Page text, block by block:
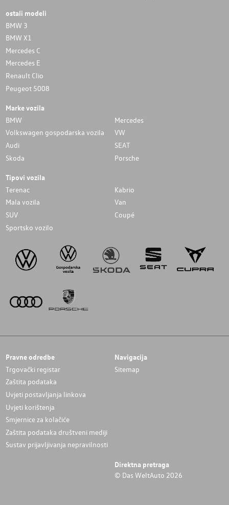
ostali modeli
BMW 3
BMW X1
Mercedes C
Mercedes E
Renault Clio
Peugeot 5008
Marke vozila
BMW
Mercedes
Volkswagen gospodarska vozila
VW
Audi
SEAT
Skoda
Porsche
Tipovi vozila
Terenac
Kabrio
Mala vozila
Van
SUV
Coupé
Sportsko vozilo
Pravne odredbe
Trgovački registar
Zaštita podataka
Uvjeti postavljanja linkova
Uvjeti korištenja
Smjernice za kolačiće
Zaštita podataka društveni mediji
Sustav prijavljivanja nepravilnosti
Navigacija
Sitemap
Direktna pretraga
© Das WeltAuto 2026